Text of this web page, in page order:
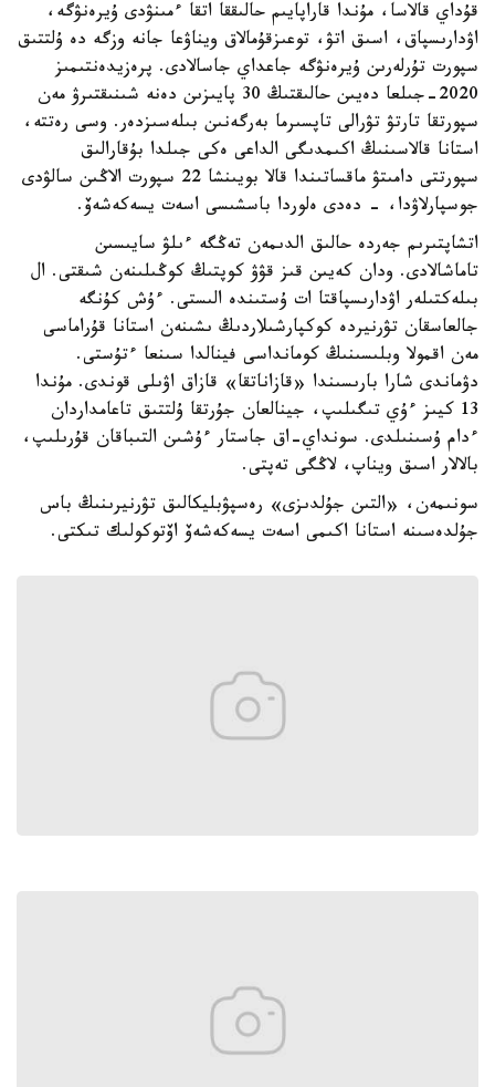
قۇداي قالاسا، مۇندا قاراپايىم حالىققا اتقا ءمىنۋدى ۇيرەنۋگە،
اۋدارىسپاق، اسىق اتۋ، توعىزقۇمالاق ويناۋعا جانە وزگە دە ۇلتتىق
سپورت تۇرلەرىن ۇيرەنۋگە جاعداي جاسالادى. پرەزيدەنتىمىز
2020-جىلعا دەيىن حالىقتىڭ 30 پايىزىن دەنە شىنىقتىرۋ مەن
سپورتقا تارتۋ تۋرالى تاپسىرما بەرگەنىن بىلەسىزدەر. وسى رەتتە،
استانا قالاسىنىڭ اكىمدىگى الداعى ەكى جىلدا بۇقارالىق
سپورتتى دامىتۋ ماقساتىندا قالا بويىنشا 22 سپورت الاڭىن سالۋدى
جوسپارلاۋدا، - دەدى ەلوردا باسشىسى اسەت يسەكەشەۆ.
اتشاپتىرىم جەردە حالىق الدىمەن تەڭگە ءىلۋ سايىسىن
تاماشالادى. ودان كەيىن قىز قۋۋ كوپتىڭ كوڭىلىنەن شىقتى. ال
بىلەكتىلەر اۋدارىسپاقتا ات ۇستىندە الىستى. ءۇش كۇنگە
جالعاسقان تۋرنيردە كوكپارشىلاردىڭ ىشىنەن استانا قۇراماسى
مەن اقمولا وبلىسىنىڭ كومانداسى فينالدا سىنعا ءتۇستى.
دۋماندى شارا بارىسىندا «قازاناتقا» قازاق اۋىلى قوندى. مۇندا
13 كيىز ءۇي تىگىلىپ، جينالعان جۇرتقا ۇلتتىق تاعامداردان
ءدام ۇسىنىلدى. سونداي-اق جاستار ءۇشىن التىباقان قۇرىلىپ،
بالالار اسىق ويناپ، لاڭگى تەپتى.
سونىمەن، «التىن جۇلدىزى» رەسپۋبليكالىق تۋرنيرىنىڭ باس
جۇلدەسىنە استانا اكىمى اسەت يسەكەشەۆ اۆتوكولىك تىكتى.